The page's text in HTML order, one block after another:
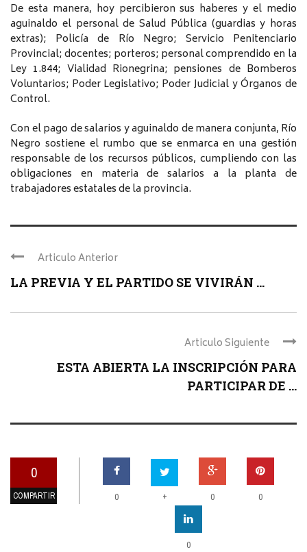
De esta manera, hoy percibieron sus haberes y el medio
aguinaldo el personal de Salud Pública (guardias y horas
extras); Policía de Río Negro; Servicio Penitenciario
Provincial; docentes; porteros; personal comprendido en la
Ley 1.844; Vialidad Rionegrina; pensiones de Bomberos
Voluntarios; Poder Legislativo; Poder Judicial y Órganos de
Control.
Con el pago de salarios y aguinaldo de manera conjunta, Río
Negro sostiene el rumbo que se enmarca en una gestión
responsable de los recursos públicos, cumpliendo con las
obligaciones en materia de salarios a la planta de
trabajadores estatales de la provincia.
Articulo Anterior
LA PREVIA Y EL PARTIDO SE VIVIRÁN ...
Articulo Siguiente
ESTA ABIERTA LA INSCRIPCIÓN PARA
PARTICIPAR DE ...
0
COMPARTIR 0 + 0 0
0